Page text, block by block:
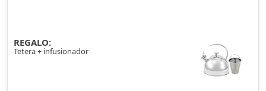
REGALO:
Tetera + infusionador